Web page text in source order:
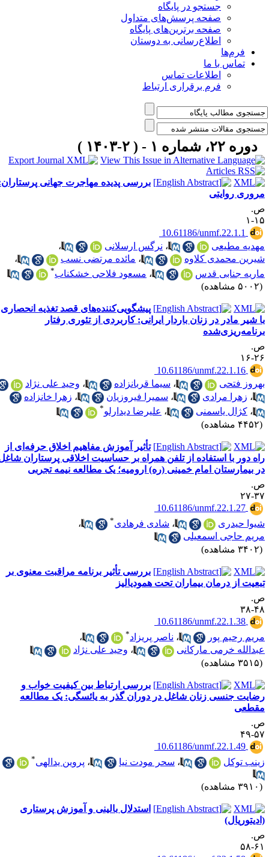
جستجو در پایگاه
صفحه پرسش‌های متداول
صفحه برترین‌های پایگاه
اطلاع‌رسانی به دوستان
فرم‌ها
تماس با ما
اطلاعات تماس
فرم برقراری ارتباط
دوره ۲۲، شماره ۱ - ( ۲-۱۴۰۳ )
بررسی پدیده مهاجرت جهانی پرستاران:
روایتی
۱
‎ 10.61186/unmf.22.1.1
مطیعی
،نرگس ارسلانی
،
محمدی کلاوه
،مائده مرتضی نسب
،
جنابی قدس
،مسعود فلاحی خشکناب
پیشگویی‌کننده‌های قصد تغذیه انحصاری
شیر مادر در زنان باردار ایرانی: کاربردی از تئوری رفتار
۱۶
‎ 10.61186/unmf.22.1.16
فتحی
،سیما قربانزاده ،وحید علی نژاد
،زهرا مرادی ،سمیرا فیروزیان ،زهرا خانزاده
،کژال یاسمنی ،علیرضا دیدارلو *
تأثیر آموزش مفاهیم اخلاق حرفه‌ای از
دور با استفاده از تلفن همراه بر حساسیت اخلاقی پرستاران شاغل
بیمارستان امام خمینی (ره) ارومیه؛ یک مطالعه نیمه تجربی
۲۷
‎ 10.61186/unmf.22.1.27
حیدری
،شادی فرهادی
،
حاجی اسمعیلی
بررسی تأثیر برنامه مراقبت معنوی بر
از درمان بیماران تحت همودیالیز
۳۸
‎ 10.61186/unmf.22.1.38
رحیم پور
،ناصر پریزاد *
،
خرمی مارکانی
،وحید علی نژاد
بررسی ارتباط بین کیفیت خواب و
جنسی زنان شاغل در دوران گذر به یائسگی: یک مطالعه
۴۹
‎ 10.61186/unmf.22.1.49
توکل
،سحر مودت نیا ،پروین یدالهی
استدلال بالینی و آموزش پرستاری
۵۸